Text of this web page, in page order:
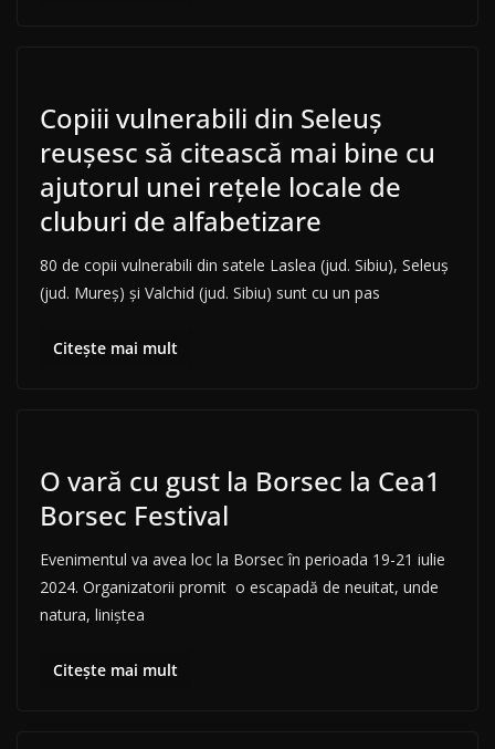
Copiii vulnerabili din Seleuș
reușesc să citească mai bine cu
ajutorul unei rețele locale de
cluburi de alfabetizare
80 de copii vulnerabili din satele Laslea (jud. Sibiu), Seleuș
(jud. Mureș) și Valchid (jud. Sibiu) sunt cu un pas
Citește mai mult
O vară cu gust la Borsec la Cea1
Borsec Festival
Evenimentul va avea loc la Borsec în perioada 19-21 iulie
2024. Organizatorii promit o escapadă de neuitat, unde
natura, liniștea
Citește mai mult